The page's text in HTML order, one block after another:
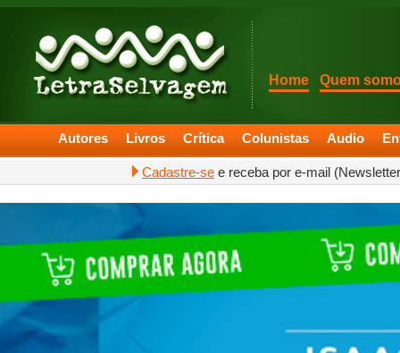
Home Quem
Autores Livros Crítica Colunistas Audio
Cadastre-se e receba por e-mail